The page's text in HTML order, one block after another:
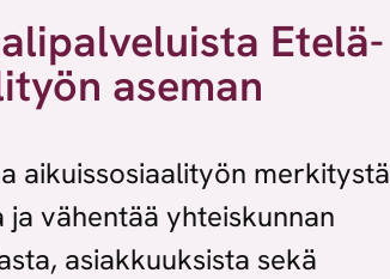
Etelä-
aseman
aikuissosiaalityön merkitystä
vähentää yhteiskunnan
asiakkuuksista sekä